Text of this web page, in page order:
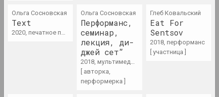
Ася Булыбенко
Метка
2023. персональная выставка, зарубежное событие
Мир глазами детей
2023. выставка
Ольга Сосновская
Text
2020, печатное произведение
Ольга Сосновская
Перформанс,
семинар,
лекция, ди-
джей сет”
2018, мультимедийная работа, перформанс
[ авторка,
перформерка ]
Глеб Ковальский
Eat For
Sentsov
2018, перформанс
[ участница ]